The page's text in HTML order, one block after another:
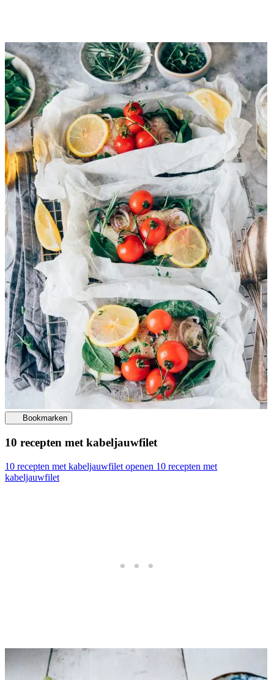
Bookmarken
10 recepten met kabeljauwfilet
10 recepten met kabeljauwfilet openen 10 recepten met
kabeljauwfilet